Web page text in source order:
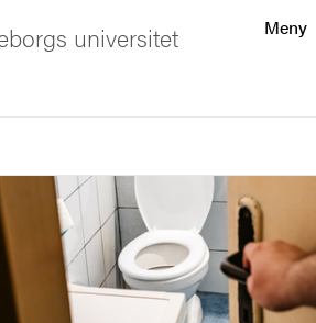
Meny
universitet